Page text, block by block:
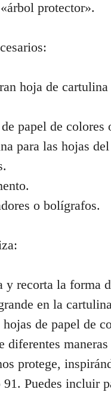
protector».
hoja de
papel de colores
para las hojas
o bolígrafos.
y recorta la forma
en la
de papel de
diferentes maneras
protege,
91. Puedes incluir